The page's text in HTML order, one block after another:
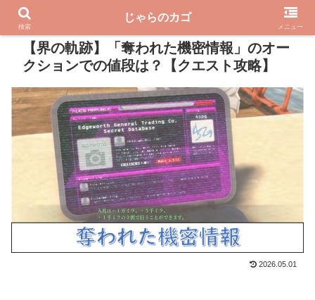
PR
【界の軌跡】「奪われた機密情報」のオー
クションでの値段は？【クエスト攻略】
2026.05.01
検索
じゃらのカゴ
メニュー